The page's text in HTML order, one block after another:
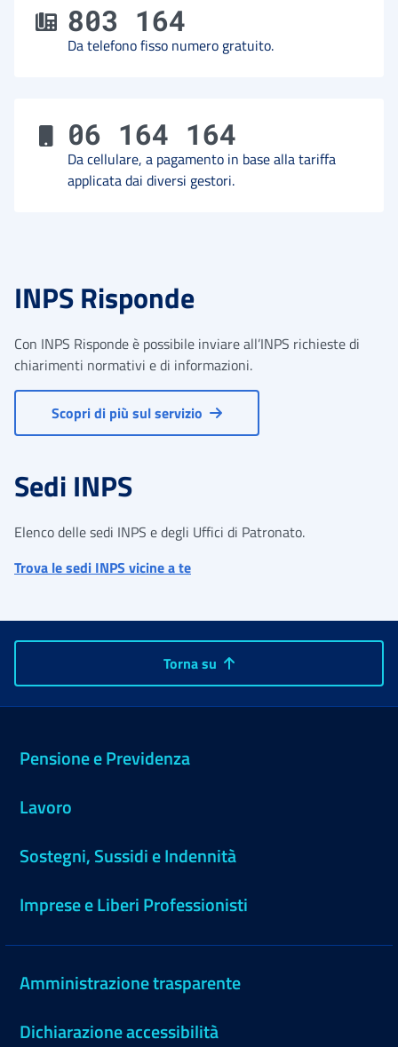
803 164
Da telefono fisso numero gratuito.
06 164 164
Da cellulare, a pagamento in base alla tariffa
applicata dai diversi gestori.
INPS Risponde
Con INPS Risponde è possibile inviare all’INPS richieste di
chiarimenti normativi e di informazioni.
Scopri di più sul servizio
Sedi INPS
Elenco delle sedi INPS e degli Uffici di Patronato.
Trova le sedi INPS vicine a te
Torna su
Pensione e Previdenza
Lavoro
Sostegni, Sussidi e Indennità
Imprese e Liberi Professionisti
Amministrazione trasparente
Dichiarazione accessibilità